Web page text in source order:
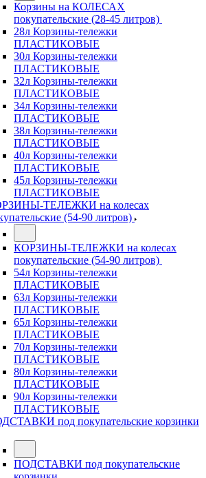
Корзины на КОЛЕСАХ
покупательские (28-45 литров)
28л Корзины-тележки
ПЛАСТИКОВЫЕ
30л Корзины-тележки
ПЛАСТИКОВЫЕ
32л Корзины-тележки
ПЛАСТИКОВЫЕ
34л Корзины-тележки
ПЛАСТИКОВЫЕ
38л Корзины-тележки
ПЛАСТИКОВЫЕ
40л Корзины-тележки
ПЛАСТИКОВЫЕ
45л Корзины-тележки
ПЛАСТИКОВЫЕ
ТЕЛЕЖКИ на колесах
(54-90 литров)
КОРЗИНЫ-ТЕЛЕЖКИ на колесах
покупательские (54-90 литров)
54л Корзины-тележки
ПЛАСТИКОВЫЕ
63л Корзины-тележки
ПЛАСТИКОВЫЕ
65л Корзины-тележки
ПЛАСТИКОВЫЕ
70л Корзины-тележки
ПЛАСТИКОВЫЕ
80л Корзины-тележки
ПЛАСТИКОВЫЕ
90л Корзины-тележки
ПЛАСТИКОВЫЕ
под покупательские корзинки
ПОДСТАВКИ под покупательские